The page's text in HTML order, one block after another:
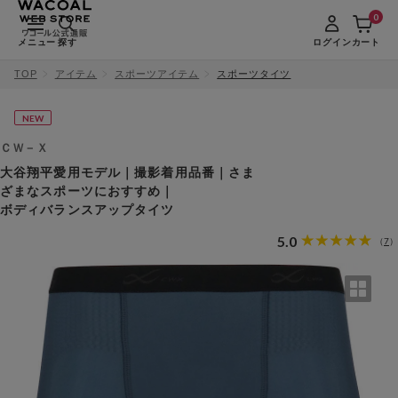
メニュー 探す ログインカート
0
TOP アイテム スポーツアイテム スポーツタイツ
NEW
ＣＷ－Ｘ
大谷翔平愛用モデル｜撮影着用品番｜さま
ざまなスポーツにおすすめ｜
ボディバランスアップタイツ
5.0 （7）